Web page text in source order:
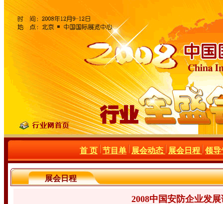
首 页 节目单 展会动态 展会日程 领
展会日程
2008中国安防企业发